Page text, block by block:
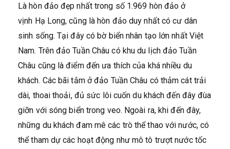
Là hòn đảo đẹp nhất trong số 1.969 hòn đảo ở
vịnh Hạ Long, cũng là hòn đảo duy nhất có cư dân
sinh sống. Tại đây có bờ biển nhân tạo lớn nhất Việt
Nam. Trên đảo Tuần Châu có khu du lịch đảo Tuần
Châu cũng là điểm đến ưa thích của khá nhiều du
khách. Các bãi tắm ở đảo Tuần Châu có thảm cát trải
dài, thoai thoải, đủ sức lôi cuốn du khách đến đây đùa
giỡn với sóng biển trong veo. Ngoài ra, khi đến đây,
những du khách đam mê các trò thể thao với nước, có
thể tham dự các hoạt động như mô tô trượt nước tốc